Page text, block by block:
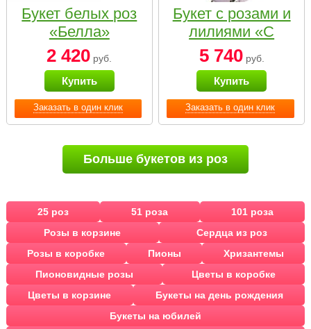
Заказать в один клик
Букет белых роз
«Белла»
2 420 руб.
Купить
Заказать в один клик
Букет с розами и
лилиями «С
наилучшими
пожеланиями»
5 740руб.
Купить
Больше букетов из роз
25 роз 51 роза
101 роза
Розы в корзине
Сердца из роз
Розы в коробке
Пионы
Хризантемы
Пионовидные розы
Цветы в коробке
Цветы в корзине
Букеты на день рождения
Букеты на юбилей